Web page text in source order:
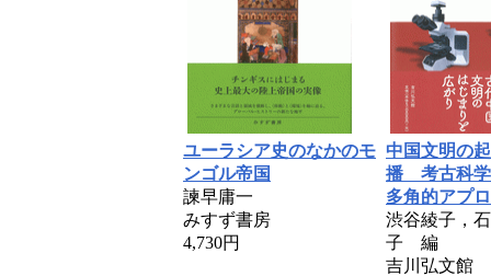
ユーラシア史のなかのモ
ンゴル帝国
諫早庸一
みすず書房
4,730円
中国文明の
播 考古科学
多角的アプ
渋谷綾子，
子 編
吉川弘文館